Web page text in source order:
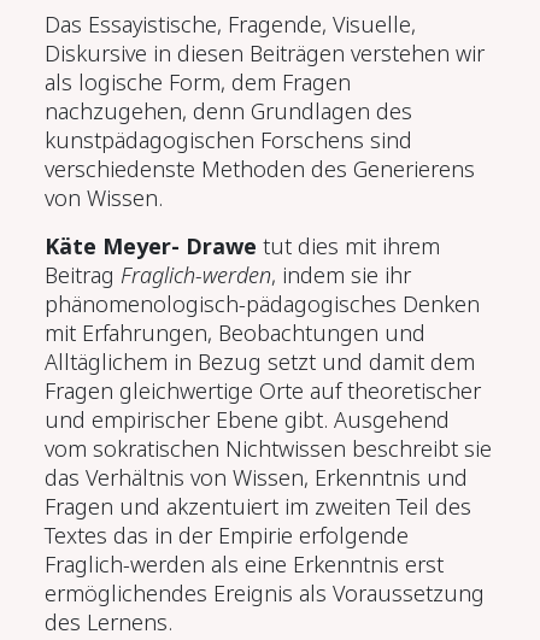
Das Essayistische, Fragende, Visuelle,
Diskursive in diesen Beiträgen verstehen wir
als logische Form, dem Fragen
nachzugehen, denn Grundlagen des
kunstpädagogischen Forschens sind
verschiedenste Methoden des Generierens
von Wissen.
Käte Meyer- Drawe tut dies mit ihrem
Beitrag Fraglich-werden, indem sie ihr
phänomenologisch-pädagogisches Denken
mit Erfahrungen, Beobachtungen und
Alltäglichem in Bezug setzt und damit dem
Fragen gleichwertige Orte auf theoretischer
und empirischer Ebene gibt. Ausgehend
vom sokratischen Nichtwissen beschreibt sie
das Verhältnis von Wissen, Erkenntnis und
Fragen und akzentuiert im zweiten Teil des
Textes das in der Empirie erfolgende
Fraglich-werden als eine Erkenntnis erst
ermöglichendes Ereignis als Voraussetzung
des Lernens.